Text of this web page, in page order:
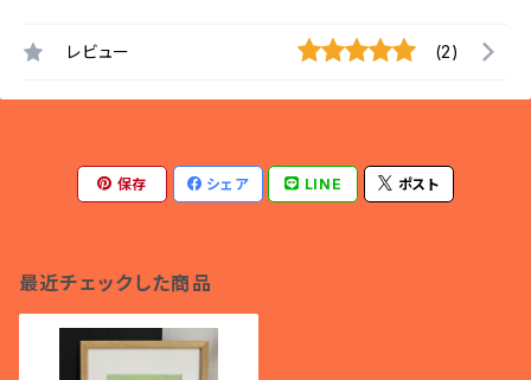
レビュー (2)
保存 シェア LINE ポスト
最近チェックした商品